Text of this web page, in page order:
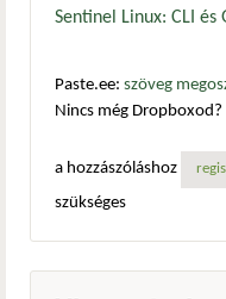
Sentinel Linux: CLI és
Paste.ee: szöveg
Nincs még Dropboxod?
a hozzászóláshoz
szükséges